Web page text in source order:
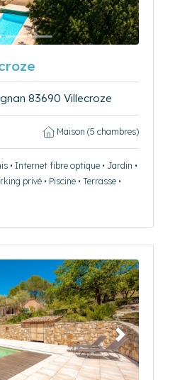
83690 Villecroze
Maison (5 chambres)
• Internet fibre optique • Jardin •
privé • Piscine • Terrasse •
Suivant